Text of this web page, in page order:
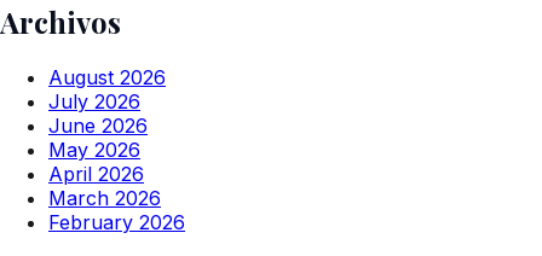
Archivos
August 2026
July 2026
June 2026
May 2026
April 2026
March 2026
February 2026